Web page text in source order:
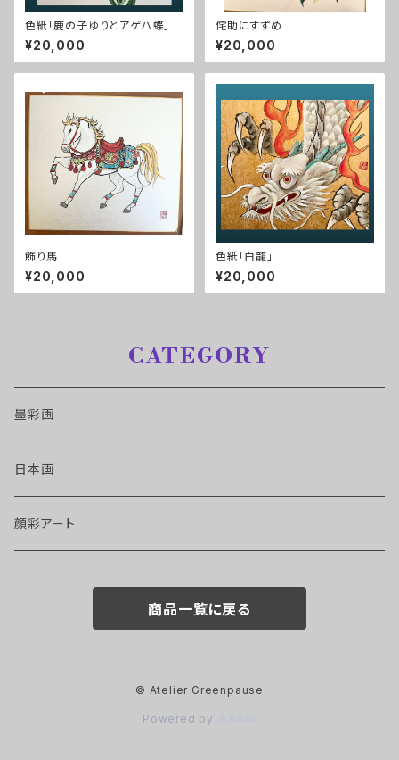
色紙「鹿の子ゆりとアゲハ蝶」
¥20,000
侘助にすずめ
¥20,000
飾り馬
¥20,000
色紙「白龍」
¥20,000
CATEGORY
墨彩画
日本画
顔彩アート
商品一覧に戻る
© Atelier Greenpause
Powered by